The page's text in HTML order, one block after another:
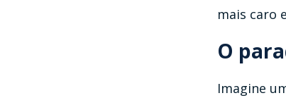
mais caro
O
Imagine